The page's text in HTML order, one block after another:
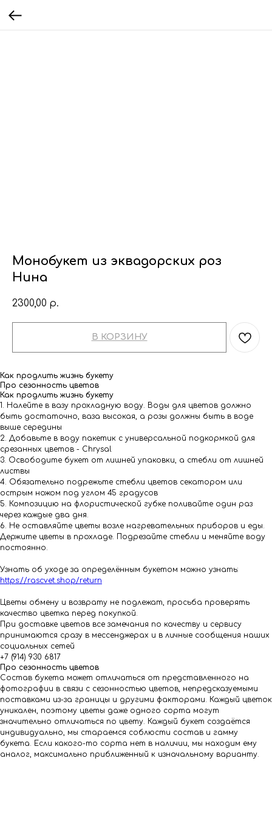
Монобукет из эквадорских роз
Нина
2300,00 р.
В КОРЗИНУ
Как продлить жизнь букету
Про сезонность цветов
Как продлить жизнь букету
1. Налейте в вазу прохладную воду. Воды для цветов должно
быть достаточно, ваза высокая, а розы должны быть в воде
выше середины
2. Добавьте в воду пакетик с универсальной подкормкой для
срезанных цветов - Chrysal
3. Освободите букет от лишней упаковки, а стебли от лишней
листвы
4. Обязательно подрежьте стебли цветов секатором или
острым ножом под углом 45 градусов
5. Композицию на флористической губке поливайте один раз
через каждые два дня.
6. Не оставляйте цветы возле нагревательных приборов и еды.
Держите цветы в прохладе. Подрезайте стебли и меняйте воду
постоянно.
Узнать об уходе за определённым букетом можно узнать:
https://rascvet.shop/return
Цветы обмену и возврату не подлежат, просьба проверять
качество цветка перед покупкой.
При доставке цветов все замечания по качеству и сервису
принимаются сразу в мессенджерах и в личные сообщения наших
социальных сетей
+7 (914) 930 6817
Про сезонность цветов
Состав букета может отличаться от представленного на
фотографии в связи с сезонностью цветов, непредсказуемыми
поставками из-за границы и другими факторами. Каждый цветок
уникален, поэтому цветы даже одного сорта могут
значительно отличаться по цвету. Каждый букет создаётся
индивидуально, мы стараемся соблюсти состав и гамму
букета. Если какого-то сорта нет в наличии, мы находим ему
аналог, максимально приближенный к изначальному варианту.